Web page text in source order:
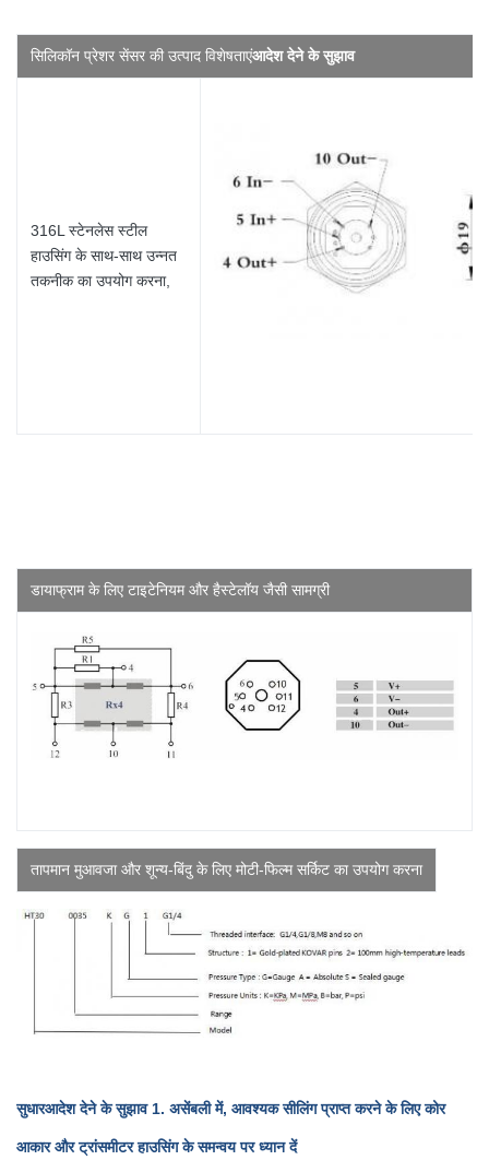
सिलिकॉन प्रेशर सेंसर की उत्पाद विशेषताएंआदेश देने के सुझाव
316L स्टेनलेस स्टील
हाउसिंग के साथ-साथ उन्नत
तकनीक का उपयोग करना,
डायाफ्राम के लिए टाइटेनियम और हैस्टेलॉय जैसी सामग्री
तापमान मुआवजा और शून्य-बिंदु के लिए मोटी-फिल्म सर्किट का उपयोग करना
सुधारआदेश देने के सुझाव1. असेंबली में, आवश्यक सीलिंग प्राप्त करने के लिए कोर
आकार और ट्रांसमीटर हाउसिंग के समन्वय पर ध्यान दें